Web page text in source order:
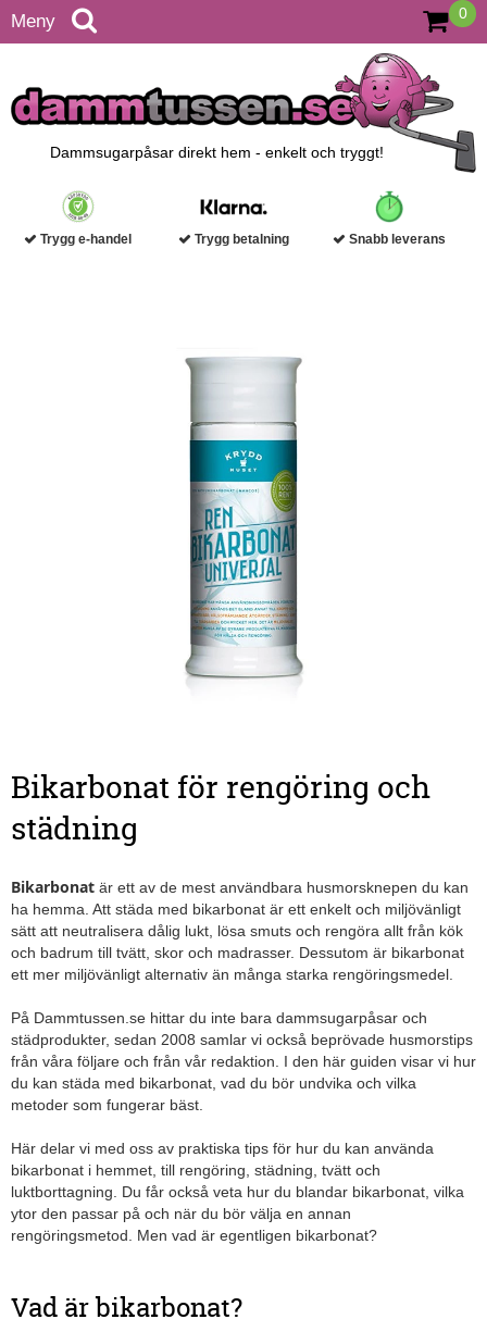
Meny 0
Dammsugarpåsar direkt hem - enkelt och tryggt!
Trygg e-handel Trygg betalning Snabb leverans
Bikarbonat för rengöring och
städning
Bikarbonat är ett av de mest användbara husmorsknepen du kan
ha hemma. Att städa med bikarbonat är ett enkelt och miljövänligt
sätt att neutralisera dålig lukt, lösa smuts och rengöra allt från kök
och badrum till tvätt, skor och madrasser. Dessutom är bikarbonat
ett mer miljövänligt alternativ än många starka rengöringsmedel.
På Dammtussen.se hittar du inte bara dammsugarpåsar och
städprodukter, sedan 2008 samlar vi också beprövade husmorstips
från våra följare och från vår redaktion. I den här guiden visar vi hur
du kan städa med bikarbonat, vad du bör undvika och vilka
metoder som fungerar bäst.
Här delar vi med oss av praktiska tips för hur du kan använda
bikarbonat i hemmet, till rengöring, städning, tvätt och
luktborttagning. Du får också veta hur du blandar bikarbonat, vilka
ytor den passar på och när du bör välja en annan
rengöringsmetod. Men vad är egentligen bikarbonat?
Vad är bikarbonat?